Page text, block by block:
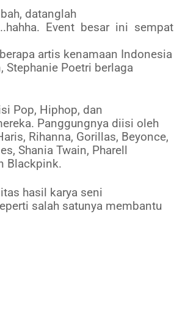
datanglah
Event besar ini sempat
artis kenamaan Indonesia
Stephanie Poetri berlaga
Pop, Hiphop, dan
Panggungnya diisi oleh
Rihanna, Gorillas, Beyonce,
Shania Twain, Pharell
Blackpink.
hasil karya seni
salah satunya membantu